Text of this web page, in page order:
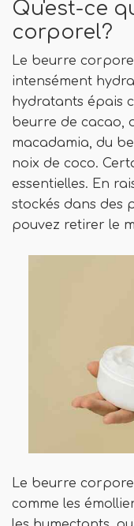
Qu'est-ce
corporel?
Le beurre
intensément
hydratants épais
beurre de cacao,
macadamia, du
noix de coco.
essentielles. En
stockés dans des
pouvez retirer le
Le beurre
comme les